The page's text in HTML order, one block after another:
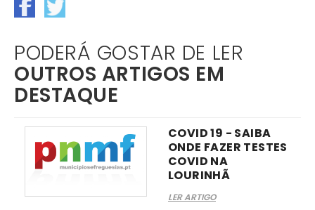
PODERÁ GOSTAR DE LER
OUTROS ARTIGOS EM
DESTAQUE
COVID 19 - SAIBA
ONDE FAZER TESTES
COVID NA
LOURINHÃ
LER ARTIGO